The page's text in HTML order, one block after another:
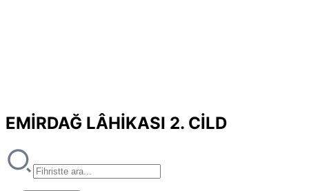
EMİRDAĞ LÂHİKASI 2. CİLD